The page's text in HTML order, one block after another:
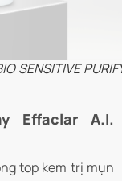
SENSITIVE
Effaclar A.I.
top kem trị mụn